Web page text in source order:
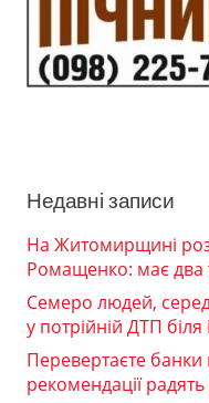
Недавні записи
На Житомирщині
Ромащенко: має два
Семеро людей,
у потрійній ДТП
Перевертаєте банки
рекомендації